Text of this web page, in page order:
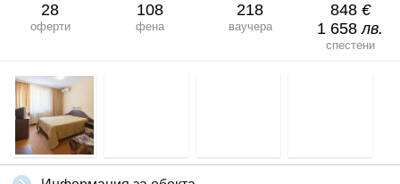
28
оферти
108
фена
218
ваучера
848 €
1 658лв.
спестени